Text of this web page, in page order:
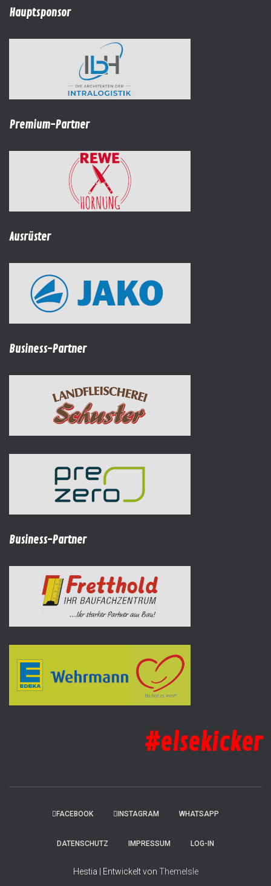
Hauptsponsor
Premium-Partner
Ausrüster
Business-Partner
Business-Partner
#elsekicker
FACEBOOK INSTAGRAM WHATSAPP
DATENSCHUTZ IMPRESSUM LOG-IN
Hestia | Entwickelt von ThemeIsle